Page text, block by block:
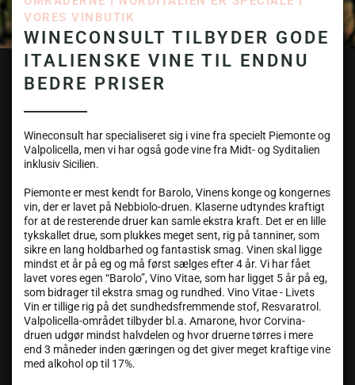
VORES VINBUTIK
WINECONSULT TILBYDER GODE
ITALIENSKE VINE TIL ENDNU
BEDRE PRISER
Wineconsult har specialiseret sig i vine fra specielt Piemonte og
Valpolicella, men vi har også gode vine fra Midt- og Syditalien
inklusiv Sicilien.
Piemonte er mest kendt for Barolo, Vinens konge og kongernes
vin, der er lavet på Nebbiolo-druen. Klaserne udtyndes kraftigt
for at de resterende druer kan samle ekstra kraft. Det er en lille
tykskallet drue, som plukkes meget sent, rig på tanniner, som
sikre en lang holdbarhed og fantastisk smag. Vinen skal ligge
mindst et år på eg og må først sælges efter 4 år. Vi har fået
lavet vores egen “Barolo”, Vino Vitae, som har ligget 5 år på eg,
som bidrager til ekstra smag og rundhed. Vino Vitae - Livets
Vin er tillige rig på det sundhedsfremmende stof, Resvaratrol.
Valpolicella-området tilbyder bl.a. Amarone, hvor Corvina-
druen udgør mindst halvdelen og hvor druerne tørres i mere
end 3 måneder inden gæringen og det giver meget kraftige vine
med alkohol op til 17%.